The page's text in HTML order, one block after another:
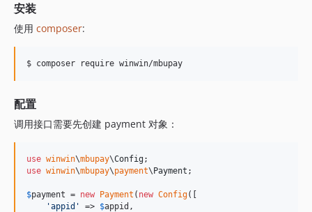
安装
使用 composer:
$ composer require winwin/mbupay
配置
调用接口需要先创建 payment 对象：
use winwin\mbupay\Config
use winwin\mbupay\payment\ Payment ;
$payment = new Payment ( new Config([
'appid ' => $appid ,